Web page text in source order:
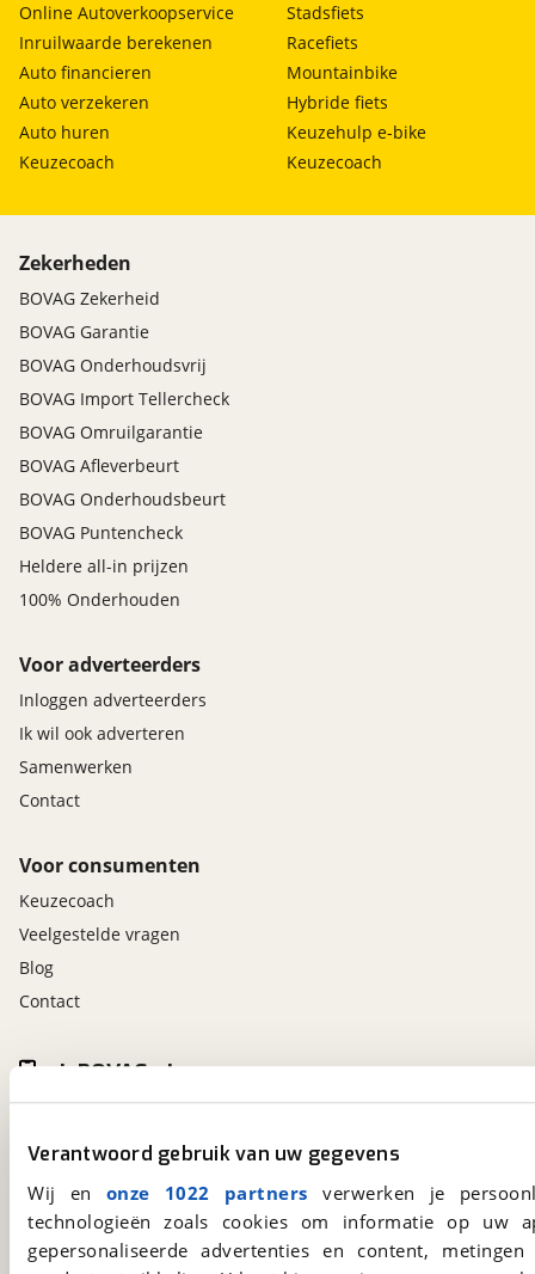
Verantwoord gebruik van uw gegevens
Wij en onze 1022 partners verwerken je
technologieën zoals cookies om informatie op
gepersonaliseerde advertenties en content,
Online Autoverkoopservice
Inruilwaarde berekenen
Auto financieren
Auto verzekeren
Auto huren
Keuzecoach
Stadsfiets
Racefiets
Mountainbike
Hybride fiets
Keuzehulp e-bike
Keuzecoach
Zekerheden
BOVAG Zekerheid
BOVAG Garantie
BOVAG Onderhoudsvrij
BOVAG Import Tellercheck
BOVAG Omruilgarantie
BOVAG Afleverbeurt
BOVAG Onderhoudsbeurt
BOVAG Puntencheck
Heldere all-in prijzen
100% Onderhouden
Voor adverteerders
Inloggen adverteerders
Ik wil ook adverteren
Samenwerken
Contact
Voor consumenten
Keuzecoach
Veelgestelde vragen
Blog
Contact
viaBOVAG.nl
Kosterijland
15
viaBOVAG.nl app